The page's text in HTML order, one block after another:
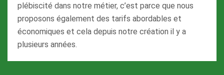
plébiscité dans notre métier, c’est parce que nous
proposons également des tarifs abordables et
économiques et cela depuis notre création il y a
plusieurs années.